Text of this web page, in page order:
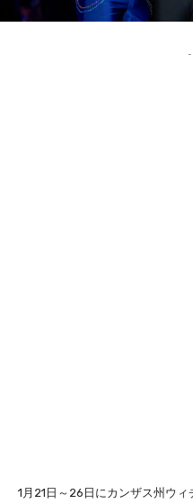
-
1月21日～26日にカンザス州ウ